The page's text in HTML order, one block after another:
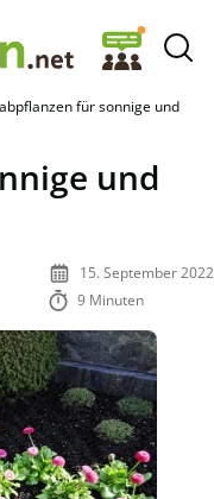
für sonnige und
und
15. September 2022
9 Minuten